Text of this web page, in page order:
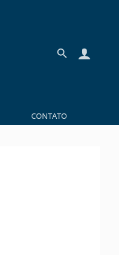
CONTATO